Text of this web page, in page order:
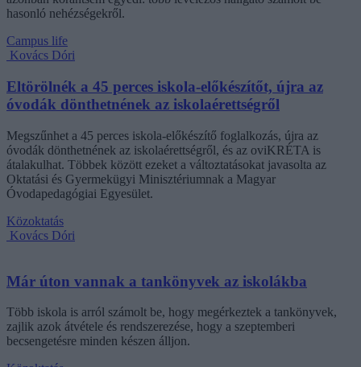
hasonló nehézségekről.
Campus life
Kovács Dóri
Eltörölnék a 45 perces iskola-előkészítőt, újra az
óvodák dönthetnének az iskolaérettségről
Megszűnhet a 45 perces iskola-előkészítő foglalkozás, újra az
óvodák dönthetnének az iskolaérettségről, és az oviKRÉTA is
átalakulhat. Többek között ezeket a változtatásokat javasolta az
Oktatási és Gyermekügyi Minisztériumnak a Magyar
Óvodapedagógiai Egyesület.
Közoktatás
Kovács Dóri
Már úton vannak a tankönyvek az iskolákba
Több iskola is arról számolt be, hogy megérkeztek a tankönyvek,
zajlik azok átvétele és rendszerezése, hogy a szeptemberi
becsengetésre minden készen álljon.